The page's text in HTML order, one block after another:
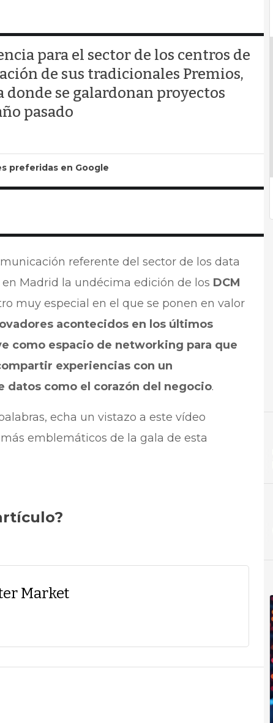
para el sector de los centros de
de sus tradicionales Premios,
donde se galardonan proyectos
pasado
preferidas en Google
referente del sector de los data
Madrid la undécima edición de los DCM
muy especial en el que se ponen en valor
acontecidos en los últimos
como espacio de networking para que
experiencias con un
como el corazón del negocio.
echa un vistazo a este vídeo
emblemáticos de la gala de esta
Market